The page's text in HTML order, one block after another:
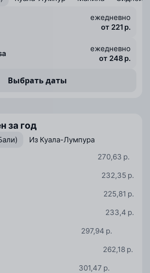
ежедневно
от 221 р.
ежедневно
от 248 р.
Выбрать даты
за год
Из Куала-Лумпура
270,63 р.
232,35 р.
225,81 р.
233,4 р.
297,94 р.
262,18 р.
301,47 р.